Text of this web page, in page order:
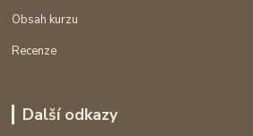
Obsah kurzu
Recenze
Další odkazy